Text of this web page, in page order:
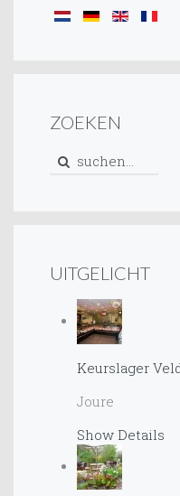
ZOEKEN
UITGELICHT
Keurslager
Joure
Show Details